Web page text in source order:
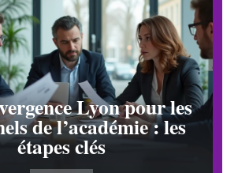
Lyon pour les
de l’académie : les
étapes clés